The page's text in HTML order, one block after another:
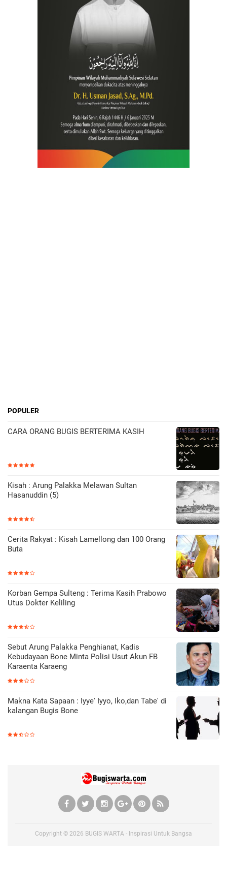
POPULER
CARA ORANG BUGIS BERTERIMA KASIH
Kisah : Arung Palakka Melawan Sultan
Hasanuddin (5)
Cerita Rakyat : Kisah Lamellong dan 100 Orang
Buta
Korban Gempa Sulteng : Terima Kasih Prabowo
Utus Dokter Keliling
Sebut Arung Palakka Penghianat, Kadis
Kebudayaan Bone Minta Polisi Usut Akun FB
Karaenta Karaeng
Makna Kata Sapaan : Iyye' Iyyo, Iko,dan Tabe' di
kalangan Bugis Bone
Copyright © 2026 BUGIS WARTA - Inspirasi Untuk Bangsa